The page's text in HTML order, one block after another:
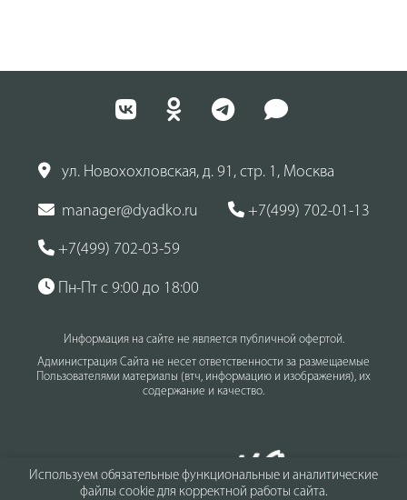
Используем обязательные функциональные и аналитические
файлы cookie для корректной работы сайта.
ул. Новохохловская, д. 91, стр. 1, Москва
manager@dyadko.ru +7(499) 702-01-13
+7(499) 702-03-59
Пн-Пт с 9:00 до 18:00
Информация на сайте не является публичной офертой.
Администрация Сайта не несет ответственности за размещаемые
Пользователями материалы (втч, информацию и изображения), их
содержание и качество.